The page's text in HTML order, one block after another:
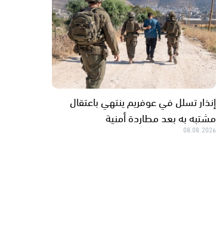
إنذار تسلل في عوفريم ينتهي باعتقال
مشتبه به بعد مطاردة أمنية
08.08.2026